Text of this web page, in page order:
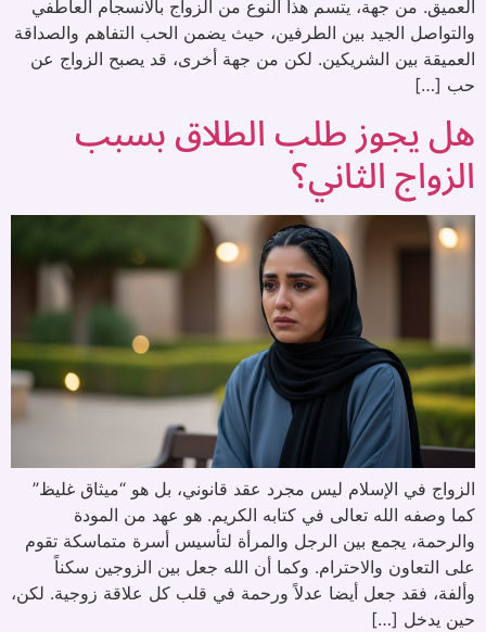
العميق. من جهة، يتسم هذا النوع من الزواج بالانسجام العاطفي
والتواصل الجيد بين الطرفين، حيث يضمن الحب التفاهم والصداقة
العميقة بين الشريكين. لكن من جهة أخرى، قد يصبح الزواج عن
حب […]
هل يجوز طلب الطلاق بسبب
الزواج الثاني؟
الزواج في الإسلام ليس مجرد عقد قانوني، بل هو “ميثاق غليظ”
كما وصفه الله تعالى في كتابه الكريم. هو عهد من المودة
والرحمة، يجمع بين الرجل والمرأة لتأسيس أسرة متماسكة تقوم
على التعاون والاحترام. وكما أن الله جعل بين الزوجين سكناً
وألفة، فقد جعل أيضا عدلاً ورحمة في قلب كل علاقة زوجية. لكن،
حين يدخل […]